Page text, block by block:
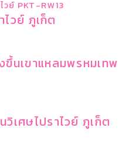
วย์ ภูเก็ต
ขึ้นเขาแหลมพรหมเทพ
เศษไปราไวย์ ภูเก็ต